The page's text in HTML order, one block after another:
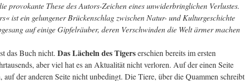
provokante These des Autors-Zeichen eines unwiderbringlichen Verlustes.
ist ein gelungener Brückenschlag zwischen Natur- und Kulturgeschichte
auf einige Gipfelräuber, deren Verschwinden die Welt ärmer machen
das Buch nicht. Das Lächeln des Tigerserschien bereits im ersten
aber viel hat es an Aktualität nicht verloren. Auf der einen Seite
auf der anderen Seite nicht unbedingt. Die Tiere, über die Quammen schreibt